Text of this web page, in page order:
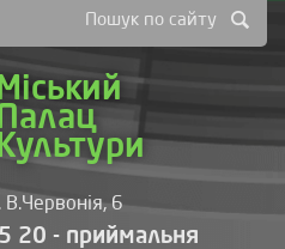
Пошук по сайту
В.Червонія, 6
20 - приймальня